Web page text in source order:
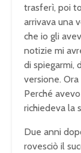
trasferì, poi
arrivava una
che io gli
notizie mi
di spiegarmi,
versione.
Perché
richiedeva la
Due anni
rovesciò il